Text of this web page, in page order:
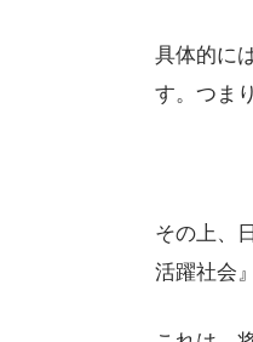
具体的に
す。つま
その上、
活躍社会